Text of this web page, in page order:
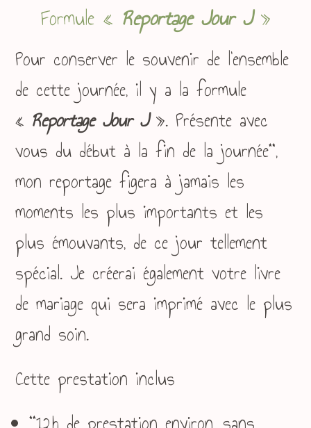
Formule « Reportage Jour J»
Pour conserver le souvenir de l’ensemble
de cette journée, il y a la formule
« Reportage Jour J». Présente avec
vous du début à la fin de la journée**,
mon reportage figera à jamais les
moments les plus importants et les
plus émouvants, de ce jour tellement
spécial. Je créerai également votre livre
de mariage qui sera imprimé avec le plus
grand soin.
Cette prestation inclus
**